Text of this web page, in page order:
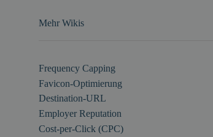
Mehr Wikis
Frequency Capping
Favicon-Optimierung
Destination-URL
Employer Reputation
Cost-per-Click (CPC)